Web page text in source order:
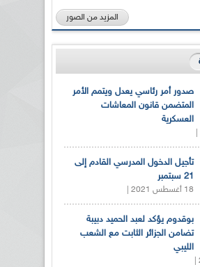
المزيد من الصور
صدور أمر رئاسي يعدل ويتمم الأمر
المتضمن قانون المعاشات
العسكرية
تأجيل الدخول المدرسي القادم إلى
21 سبتمبر
18 أغسطس 2021 |
بوقدوم يؤكد لعبد الحميد دبيبة
تضامن الجزائر الثابت مع الشعب
الليبي